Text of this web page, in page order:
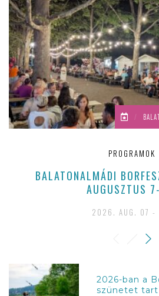
/
PROGRAMOK
BALATONALMÁDI
AUGUSZTUS
2026. AUG. 07 -
2026-ban a
szünetet tart